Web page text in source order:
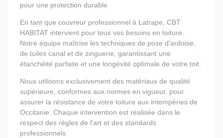
pour une protection durable
En tant que couvreur professionnel à Latrape, CBT
HABITAT intervient pour tous vos besoins en toiture.
Notre équipe maîtrise les techniques de pose d'ardoise,
de tuiles canal et de zinguerie, garantissant une
étanchéité parfaite et une longévité optimale de votre toit.
Nous utilisons exclusivement des matériaux de qualité
supérieure, conformes aux normes en vigueur, pour
assurer la résistance de votre toiture aux intempéries de
Occitanie. Chaque intervention est réalisée dans le
respect des règles de l'art et des standards
professionnels.